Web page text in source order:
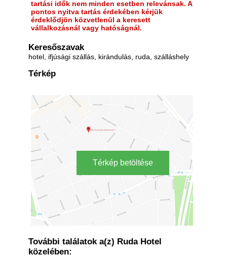
tartási idők nem minden esetben relevánsak. A
pontos nyitva tartás érdekében kérjük
érdeklődjön közvetlenül a keresett
vállalkozásnál vagy hatóságnál.
Keresőszavak
hotel, ifjúsági szállás, kirándulás, ruda, szálláshely
Térkép
Térkép betöltése
További találatok a(z) Ruda Hotel
közelében: